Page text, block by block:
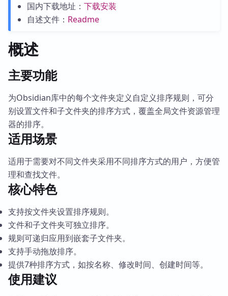
国内下载地址： 下载安装
自述文件： Readme
概述
主要功能
为Obsidian库中的每个文件夹定义自定义排序规则，可分
别设置文件和子文件夹的排序方式，覆盖全局文件资源管理
器的排序。
适用场景
适用于需要对不同文件夹采用不同排序方式的用户，方便管
理和查找文件。
核心特色
支持按文件夹设置排序规则。
文件和子文件夹可独立排序。
规则可递归应用到嵌套子文件夹。
支持手动拖放排序。
提供7种排序方式，如按名称、修改时间、创建时间等。
使用建议